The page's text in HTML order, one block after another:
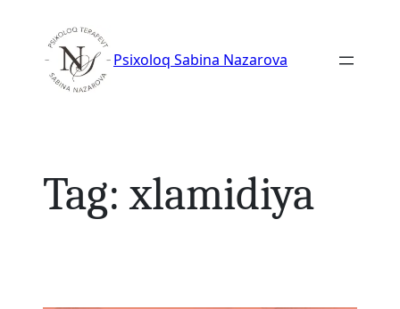
content
Psixoloq Sabina Nazarova
Tag:xlamidiya